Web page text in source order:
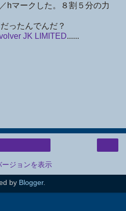
hマークした。８割５分の力
ったんでんだ？
JK LIMITED......
ージョンを表示
by Blogger.